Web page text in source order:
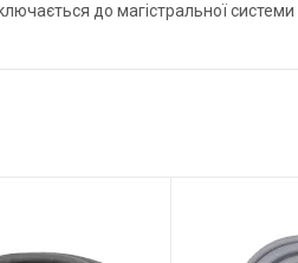
до магістральної системи